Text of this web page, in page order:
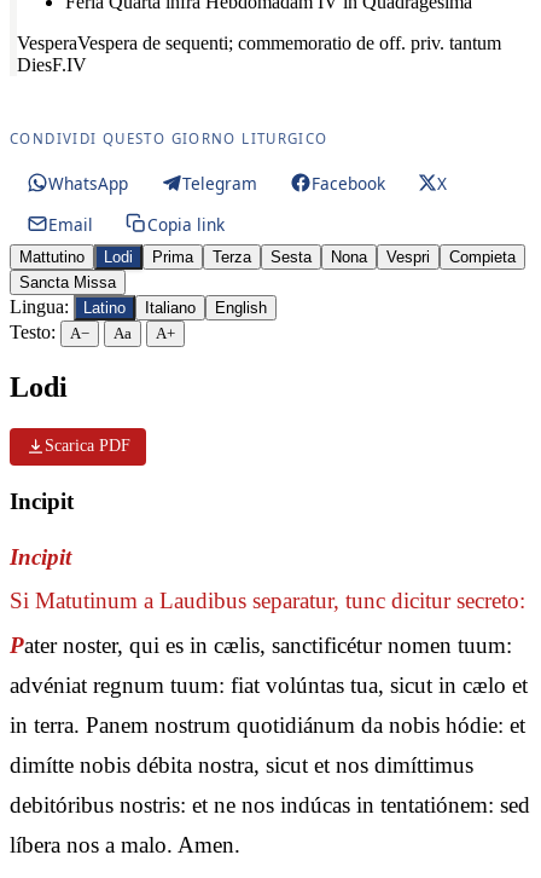
VesperaVespera de sequenti; commemoratio de off. priv. tantum
DiesF.IV
CONDIVIDI QUESTO GIORNO LITURGICO
WhatsApp Telegram Facebook
X
Email
Copia link
Mattutino Lodi Prima Terza Sesta Nona Vespri
Compieta
Sancta Missa
Lingua: Latino Italiano English
Testo: A− Aa A+
Lodi
Scarica PDF
Incipit
Incipit
Si Matutinum a Laudibus separatur, tunc dicitur secreto:
Pater noster, qui es in cælis, sanctificétur nomen tuum:
advéniat regnum tuum: fiat volúntas tua, sicut in cælo et
in terra. Panem nostrum quotidiánum da nobis hódie: et
dimítte nobis débita nostra, sicut et nos dimíttimus
debitóribus nostris: et ne nos indúcas in tentatiónem: sed
líbera nos a malo. Amen.